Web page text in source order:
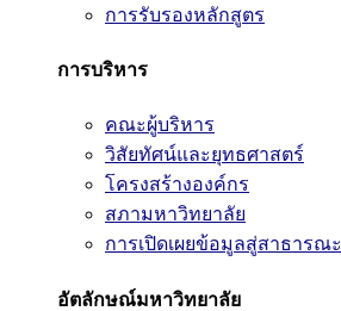
การรับรองหลักสูตร
การบริหาร
คณะผู้บริหาร
วิสัยทัศน์และยุทธศาสตร์
โครงสร้างองค์กร
สภามหาวิทยาลัย
การเปิดเผยข้อมูลสู่สาธารณะ
อัตลักษณ์มหาวิทยาลัย